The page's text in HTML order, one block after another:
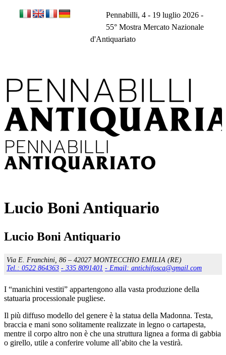
Pennabilli, 4 - 19 luglio 2026 -
55° Mostra Mercato Nazionale
d'Antiquariato
Lucio Boni Antiquario
Lucio Boni Antiquario
Via E. Franchini, 86 – 42027 MONTECCHIO EMILIA (RE)
Tel.: 0522 864363 - 335 8091401 - Email: antichifosca@gmail.com
I “manichini vestiti” appartengono alla vasta produzione della
statuaria processionale pugliese.
Il più diffuso modello del genere è la statua della Madonna. Testa,
braccia e mani sono solitamente realizzate in legno o cartapesta,
mentre il corpo altro non è che una struttura lignea a forma di gabbia
o girello, utile a conferire volume all’abito che la vestirà.